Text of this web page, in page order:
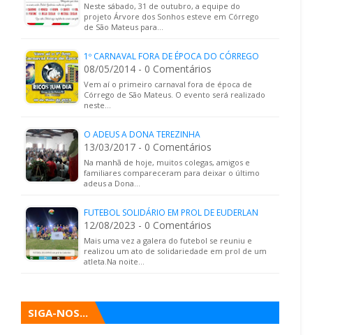
Neste sábado, 31 de outubro, a equipe do
projeto Árvore dos Sonhos esteve em Córrego
de São Mateus para…
1º CARNAVAL FORA DE ÉPOCA DO CÓRREGO
08/05/2014 - 0 Comentários
Vem aí o primeiro carnaval fora de época de
Córrego de São Mateus. O evento será realizado
neste…
O ADEUS A DONA TEREZINHA
13/03/2017 - 0 Comentários
Na manhã de hoje, muitos colegas, amigos e
familiares compareceram para deixar o último
adeus a Dona…
FUTEBOL SOLIDÁRIO EM PROL DE EUDERLAN
12/08/2023 - 0 Comentários
Mais uma vez a galera do futebol se reuniu e
realizou um ato de solidariedade em prol de um
atleta.Na noite…
SIGA-NOS...